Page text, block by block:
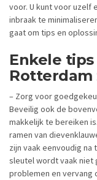
voor. U kunt voor uzelf
inbraak te
gaat om tips en
Enkele
Rotterdam
– Zorg voor
Beveilig ook de
makkelijk te bereiken
ramen van
zijn vaak eenvoudig na
sleutel wordt vaak niet
problemen en vervang